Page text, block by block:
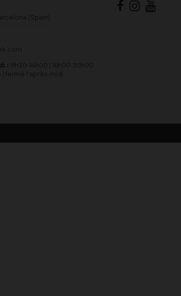
(Spain)
: 9h30-14h00 | 16h00-20h00
| fermé l'après-midi